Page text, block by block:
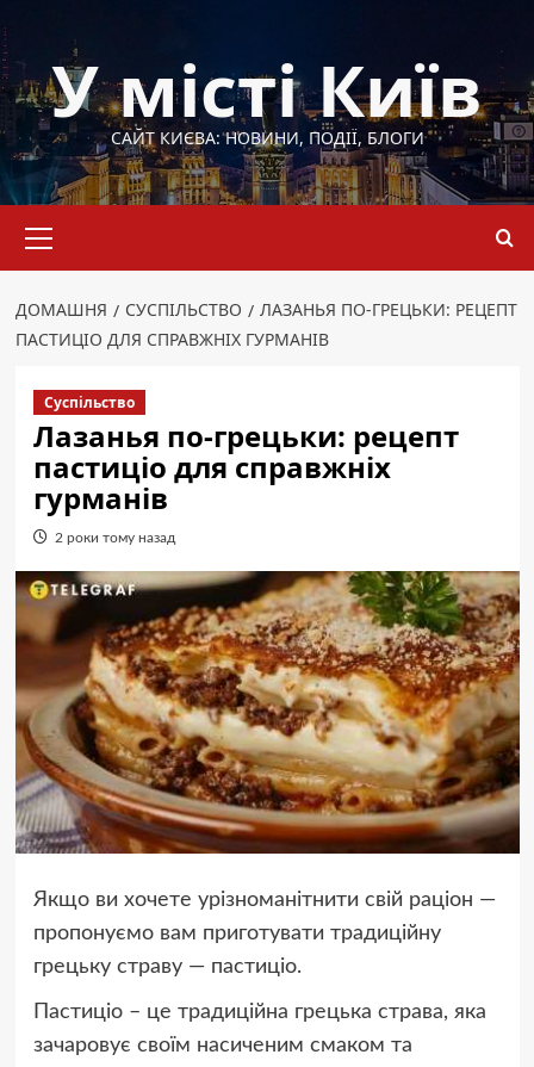
до
вмістуУ місті Київ
САЙТ КИЄВА: НОВИНИ, ПОДІЇ, БЛОГИ
меню
ДОМАШНЯ СУСПІЛЬСТВО
ЛАЗАНЬЯ ПО-ГРЕЦЬКИ: РЕЦЕПТ
ПАСТИЦІО ДЛЯ СПРАВЖНІХ ГУРМАНІВ
Суспільство
Лазанья по-грецьки: рецепт
пастиціо для справжніх
гурманів
2 роки тому назад
Якщо ви хочете урізноманітнити свій раціон —
пропонуємо вам приготувати традиційну
грецьку страву — пастиціо.
Пастиціо – це традиційна грецька страва, яка
зачаровує своїм насиченим смаком та